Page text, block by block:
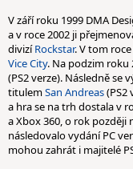
V září roku 1999 DMA
a v roce 2002 ji
divizíRockstar. V tom
Vice City. Na podzim roku
(PS2 verze). Následně
titulemSan Andreas(PS2
a hra se na trh dostala v
a Xbox 360, o rok později
následovalo vydání PC
mohou zahrát i majitelé